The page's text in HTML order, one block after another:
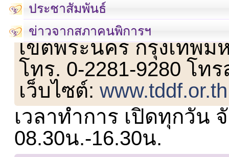
ประชาสัมพันธ์
ข่าวจากสภาคนพิการฯ
เลขที่ 23 ชั้น 2 ถนนวิ
เขตพระนคร กรุงเทพม
โทร. 0-2281-9280 โท
เว็บไซต์:www.tddf.or.th
เวลาทำการ เปิดทุกวัน
08.30น.-16.30น.